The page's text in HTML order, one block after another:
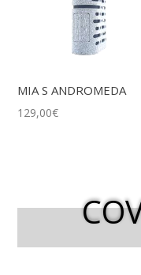
MIA S ANDROMEDA
129,00€